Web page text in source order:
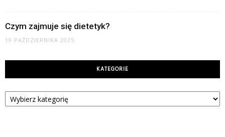
Czym zajmuje się dietetyk?
19 PAŹDZIERNIKA 2025
KATEGORIE
Kategorie